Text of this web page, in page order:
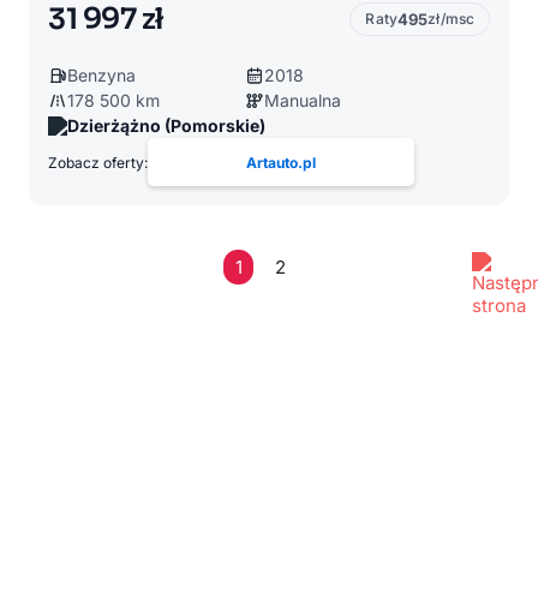
31 997 zł Raty495zł/msc
Benzyna
2018
178 500 km
Manualna
Dzierżążno (Pomorskie)
Zobacz oferty: Artauto.pl
1 2